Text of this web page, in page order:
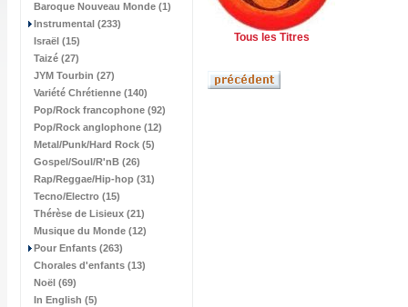
Baroque Nouveau Monde (1)
Instrumental (233)
Israël (15)
Taizé (27)
JYM Tourbin (27)
Variété Chrétienne (140)
Pop/Rock francophone (92)
Pop/Rock anglophone (12)
Metal/Punk/Hard Rock (5)
Gospel/Soul/R'nB (26)
Rap/Reggae/Hip-hop (31)
Tecno/Electro (15)
Thérèse de Lisieux (21)
Musique du Monde (12)
Pour Enfants (263)
Chorales d'enfants (13)
Noël (69)
In English (5)
Tous les Titres